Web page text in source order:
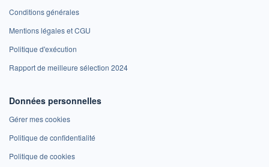
Conditions générales
Mentions légales et CGU
Politique d'exécution
Rapport de meilleure sélection 2024
Données personnelles
Gérer mes cookies
Politique de confidentialité
Politique de cookies